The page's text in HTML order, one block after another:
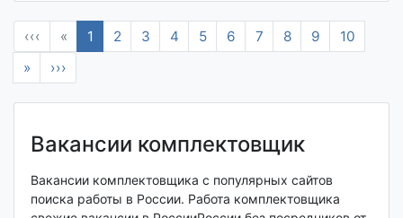
‹‹‹ « 1 2 3 4 5 6 7 8 9
10
»
›››
Вакансии комплектовщик
Вакансии комплектовщика с популярных сайтов
поиска работы в России. Работа комплектовщика